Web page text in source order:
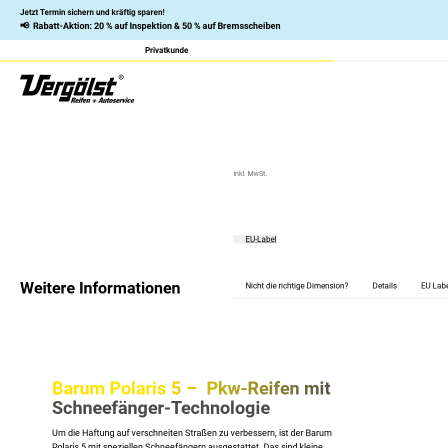
Jetzt Termin sichern und kräftig sparen!
📢 Rabatt-Aktion: 20 % auf Inspektion & 50 % auf Bremsscheiben
Privatkunde
inkl. MwSt.
EU-Label
Weitere Informationen Nicht die richtige Dimension? Details EU
Barum Polaris 5 – Pkw-Reifen mit
Schneefänger-Technologie
Um die Haftung auf verschneiten Straßen zu verbessern, ist der Barum